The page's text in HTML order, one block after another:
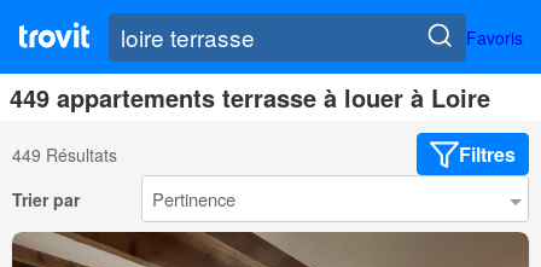
Favoris
449 appartements terrasse à louer à Loire
449 Résultats Filtres
Trier par